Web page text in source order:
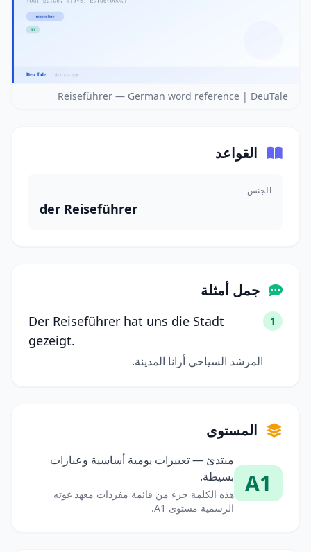
Reiseführer — German word reference | DeuTale
القواعد
الجنس
der Reiseführer
جمل أمثلة
1
Der Reiseführer hat uns die Stadt
gezeigt.
المرشد السياحي أرانا المدينة.
المستوى
A1
مبتدئ — تعبيرات يومية أساسية وعبارات
بسيطة.
هذه الكلمة جزء من قائمة مفردات معهد غوته
الرسمية مستوى A1.